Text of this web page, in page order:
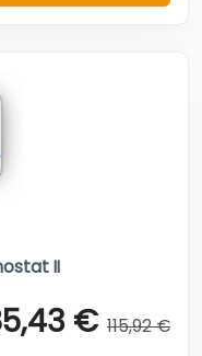
II
€ 115,92 €